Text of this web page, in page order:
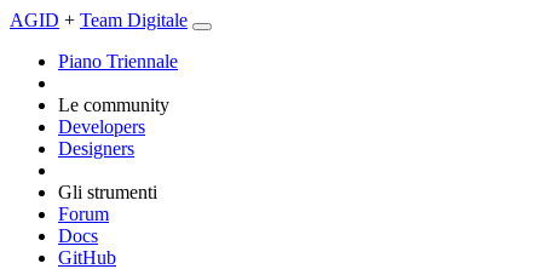
AGID + Team Digitale
Piano Triennale
Le community
Developers
Designers
Gli strumenti
Forum
Docs
GitHub